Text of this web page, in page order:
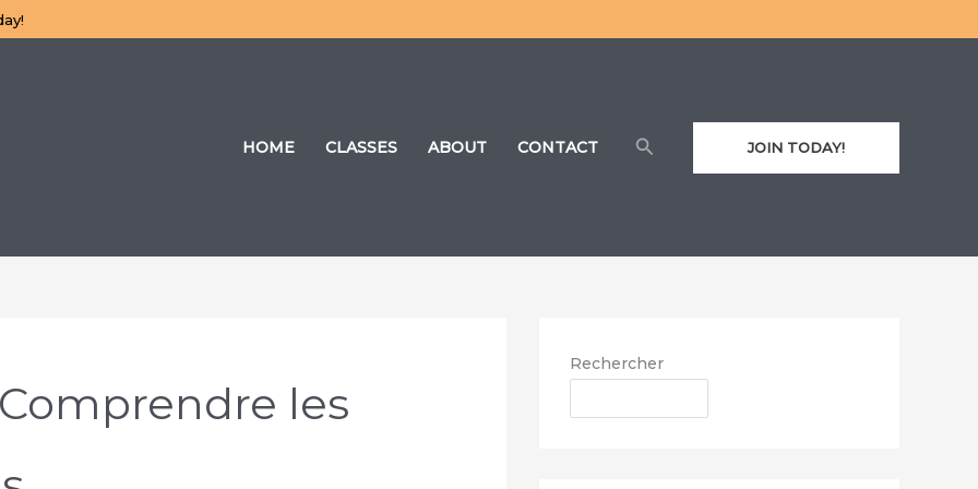
HOME CLASSES ABOUT CONTACT RechercherJOIN TODAY!
les
Rechercher